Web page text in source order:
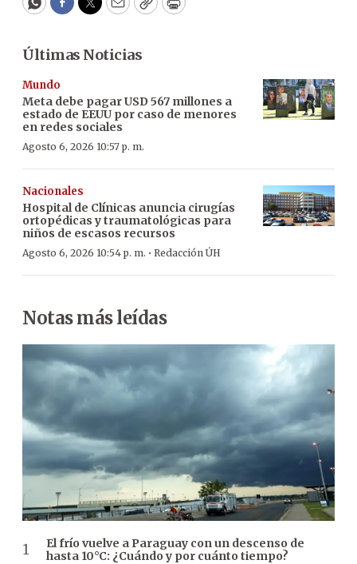
WhatsApp
Facebook
Twitter
EmailCopyPrint
Últimas Noticias
Mundo
Meta debe pagar USD 567 millones a
estado de EEUU por caso de menores
en redes sociales
Agosto 6, 2026 10:57 p. m.
Nacionales
Hospital de Clínicas anuncia cirugías
ortopédicas y traumatológicas para
niños de escasos recursos
Agosto 6, 2026 10:54 p. m. · Redacción ÚH
Notas más leídas
El frío vuelve a Paraguay con un descenso de
hasta 10°C: ¿Cuándo y por cuánto tiempo?